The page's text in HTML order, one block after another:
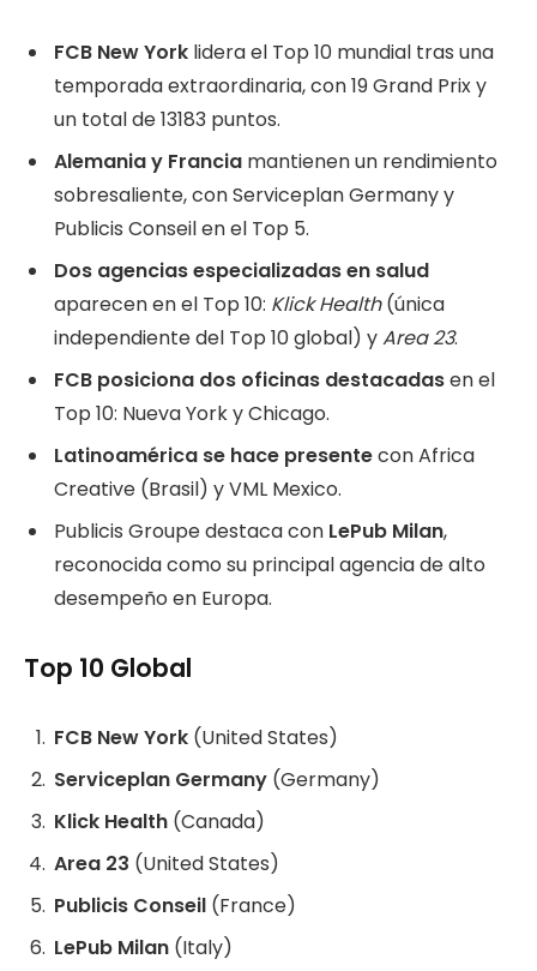
FCB New York lidera el Top 10 mundial tras una
temporada extraordinaria, con 19 Grand Prix y
un total de 13183 puntos.
Alemania y Francia mantienen un rendimiento
sobresaliente, con Serviceplan Germany y
Publicis Conseil en el Top 5.
Dos agencias especializadas en salud
aparecen en el Top 10: Klick Health(única
independiente del Top 10 global) yArea 23.
FCB posiciona dos oficinas destacadasen el
Top 10: Nueva York y Chicago.
Latinoamérica se hace presentecon Africa
Creative (Brasil) y VML Mexico.
Publicis Groupe destaca con LePub Milan,
reconocida como su principal agencia de alto
desempeño en Europa.
Top 10 Global
FCB New York (United States)
Serviceplan Germany (Germany)
Klick Health (Canada)
Area 23 (United States)
Publicis Conseil (France)
LePub Milan (Italy)